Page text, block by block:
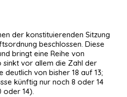
der konstituierenden Sitzung
beschlossen. Diese
bringt eine Reihe von
sinkt vor allem die Zahl der
deutlich von bisher 18 auf 13;
künftig nur noch 8 oder 14
oder 14).